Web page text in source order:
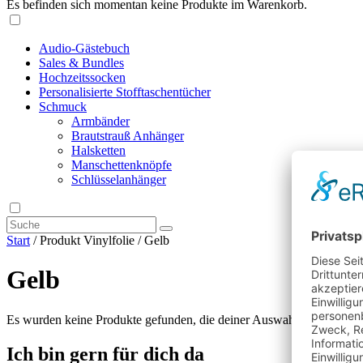
Es befinden sich momentan keine Produkte im Warenkorb.
Audio-Gästebuch
Sales & Bundles
Hochzeitssocken
Personalisierte Stofftaschentücher
Schmuck
Armbänder
Brautstrauß Anhänger
Halsketten
Manschettenknöpfe
Schlüsselanhänger
Start / Produkt Vinylfolie / Gelb
Gelb
Es wurden keine Produkte gefunden, die deiner Auswahl
Ich bin gern für dich da